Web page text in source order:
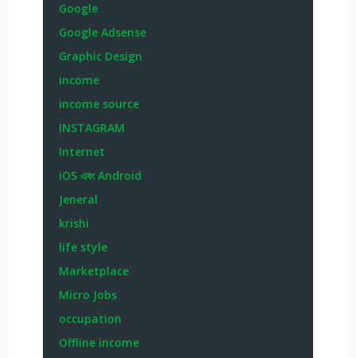
Google
Google Adsense
Graphic Design
income
income source
INSTAGRAM
Internet
iOS এবং Android
Jeneral
krishi
life style
Marketplace
Micro Jobs
occupation
Offline income